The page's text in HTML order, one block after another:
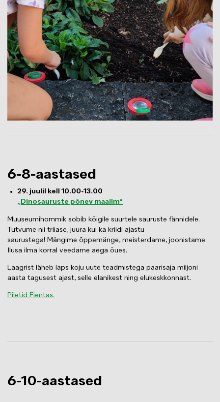
6-8-aastased
29. juulil kell 10.00-13.00
„Dinosauruste põnev maailm“
Muuseumihommik sobib kõigile suurtele sauruste fännidele.
Tutvume nii triiase, juura kui ka kriidi ajastu
saurustega! Mängime õppemänge, meisterdame, joonistame.
Ilusa ilma korral veedame aega õues.
Laagrist läheb laps koju uute teadmistega paarisaja miljoni
aasta tagusest ajast, selle elanikest ning elukeskkonnast.
Piletid Fientas.
6-10-aastased